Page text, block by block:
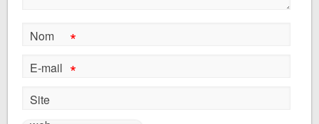
Nom *
E-mail *
Site